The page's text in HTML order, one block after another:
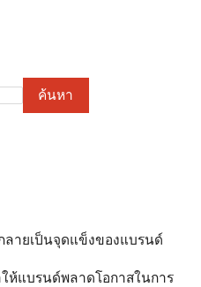
ค้นหา
ลายเป็นจุดแข็งของแบรนด์
ห้แบรนด์พลาดโอกาสในการ